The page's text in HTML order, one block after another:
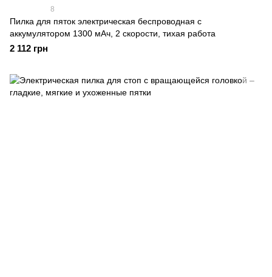
8
Пилка для пяток электрическая беспроводная с
аккумулятором 1300 мАч, 2 скорости, тихая работа
2 112 грн